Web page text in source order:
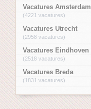
Vacatures Amsterdam
(4221 vacatures)
Vacatures Utrecht
(2958 vacatures)
Vacatures Eindhoven
(2518 vacatures)
Vacatures Breda
(1831 vacatures)